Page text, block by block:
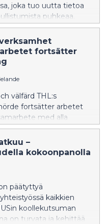
joka tuo uutta tietoa
puhkeaa.
auttaa tunnistamaan
joiden
uusien
on julkaistu
fortsätter
välfärd THL:s
fortsätter arbetet
med alla
sakkunniggrupp som
och utveckla
–
kokoonpanolla
päätyttyä
kaikkien
koollekutsuman
on turvata ja kehittää